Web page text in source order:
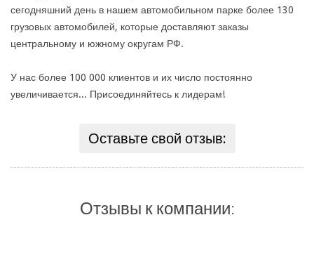
сегодняшний день в нашем автомобильном парке более 130
грузовых автомобилей, которые доставляют заказы
центральному и южному округам РФ.
У нас более 100 000 клиентов и их число постоянно
увеличивается... Присоединяйтесь к лидерам!
Оставьте свой отзыв:
Отзывы к компании: